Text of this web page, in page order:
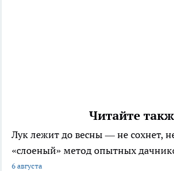
Читайте
Лук лежит до весны — не сохнет,
«слоеный» метод опытных
6 августа